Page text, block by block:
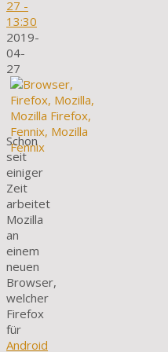
27 -
13:30
2019-
04-
27
Schon
seit
einiger
Zeit
arbeitet
Mozilla
an
einem
neuen
Browser,
welcher
Firefox
für
Android